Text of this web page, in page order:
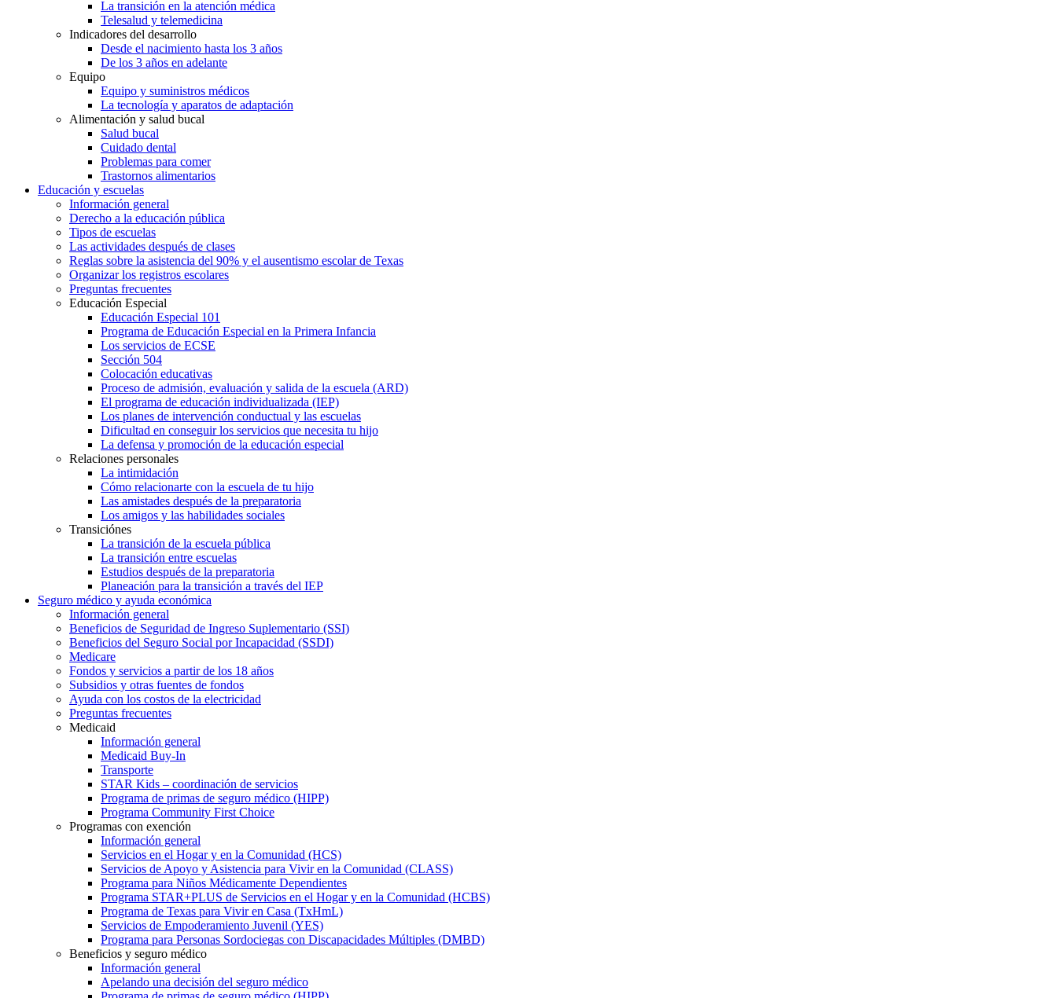
La transición en la atención médica
Telesalud y telemedicina
Indicadores del desarrollo
Desde el nacimiento hasta los 3 años
De los 3 años en adelante
Equipo
Equipo y suministros médicos
La tecnología y aparatos de adaptación
Alimentación y salud bucal
Salud bucal
Cuidado dental
Problemas para comer
Trastornos alimentarios
Educación y escuelas
Información general
Derecho a la educación pública
Tipos de escuelas
Las actividades después de clases
Reglas sobre la asistencia del 90% y el ausentismo escolar de Texas
Organizar los registros escolares
Preguntas frecuentes
Educación Especial
Educación Especial 101
Programa de Educación Especial en la Primera Infancia
Los servicios de ECSE
Sección 504
Colocación educativas
Proceso de admisión, evaluación y salida de la escuela (ARD)
El programa de educación individualizada (IEP)
Los planes de intervención conductual y las escuelas
Dificultad en conseguir los servicios que necesita tu hijo
La defensa y promoción de la educación especial
Relaciones personales
La intimidación
Cómo relacionarte con la escuela de tu hijo
Las amistades después de la preparatoria
Los amigos y las habilidades sociales
Transiciónes
La transición de la escuela pública
La transición entre escuelas
Estudios después de la preparatoria
Planeación para la transición a través del IEP
Seguro médico y ayuda económica
Información general
Beneficios de Seguridad de Ingreso Suplementario (SSI)
Beneficios del Seguro Social por Incapacidad (SSDI)
Medicare
Fondos y servicios a partir de los 18 años
Subsidios y otras fuentes de fondos
Ayuda con los costos de la electricidad
Preguntas frecuentes
Medicaid
Información general
Medicaid Buy-In
Transporte
STAR Kids – coordinación de servicios
Programa de primas de seguro médico (HIPP)
Programa Community First Choice
Programas con exención
Información general
Servicios en el Hogar y en la Comunidad (HCS)
Servicios de Apoyo y Asistencia para Vivir en la Comunidad (CLASS)
Programa para Niños Médicamente Dependientes
Programa STAR+PLUS de Servicios en el Hogar y en la Comunidad (HCBS)
Programa de Texas para Vivir en Casa (TxHmL)
Servicios de Empoderamiento Juvenil (YES)
Programa para Personas Sordociegas con Discapacidades Múltiples (DMBD)
Beneficios y seguro médico
Información general
Apelando una decisión del seguro médico